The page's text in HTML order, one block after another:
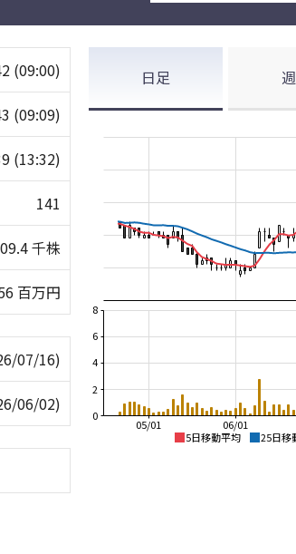
(09:00)
(09:09)
(13:32)
141
千株
百万円
07/16)
06/02)
日足
5日移動平均 25日移
06/01
05/01
0
2
4
6
8